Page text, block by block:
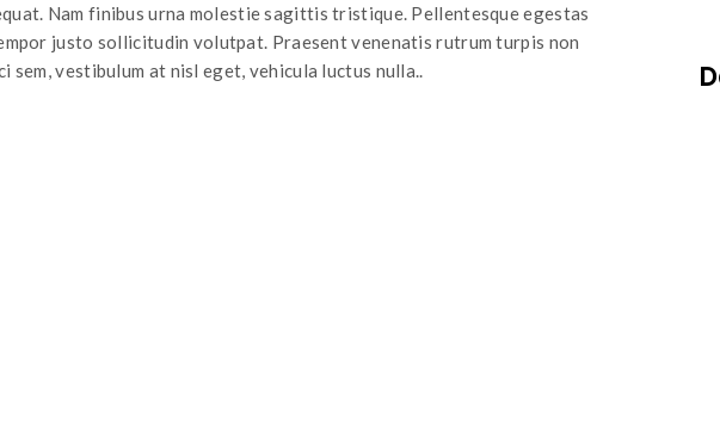
Nam finibus urna molestie sagittis tristique. Pellentesque egestas
justo sollicitudin volutpat. Praesent venenatis rutrum turpis non
sem, vestibulum at nisl eget, vehicula luctus nulla..